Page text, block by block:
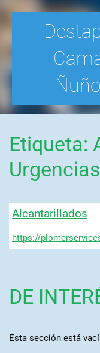
Etiqueta:
Urgencias
Alcantarillados
https://
DE
Esta sección está